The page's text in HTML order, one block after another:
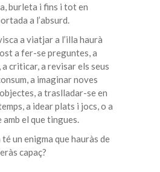
burleta i fins i tot en
a l’absurd.
a viatjar a l’illa haurà
a fer-se preguntes, a
criticar, a revisar els seus
a imaginar noves
a traslladar-se en
a idear plats i jocs, o a
el que tingues.
un enigma que hauràs de
capaç?